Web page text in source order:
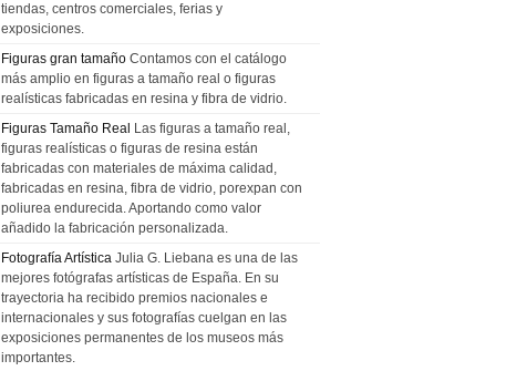
tiendas, centros comerciales, ferias y
exposiciones.
Figuras gran tamaño Contamos con el catálogo
más amplio en figuras a tamaño real o figuras
realísticas fabricadas en resina y fibra de vidrio.
Figuras Tamaño Real Las figuras a tamaño real,
figuras realísticas o figuras de resina están
fabricadas con materiales de máxima calidad,
fabricadas en resina, fibra de vidrio, porexpan con
poliurea endurecida. Aportando como valor
añadido la fabricación personalizada.
Fotografía Artística Julia G. Liebana es una de las
mejores fotógrafas artísticas de España. En su
trayectoria ha recibido premios nacionales e
internacionales y sus fotografías cuelgan en las
exposiciones permanentes de los museos más
importantes.